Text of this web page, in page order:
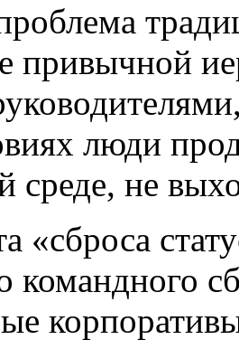
привычной
люди
среде, не
«сброса
командного